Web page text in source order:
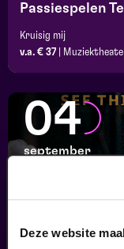
Deze website
Passiespelen
Kruisig mij
v.a. € 37
04
september